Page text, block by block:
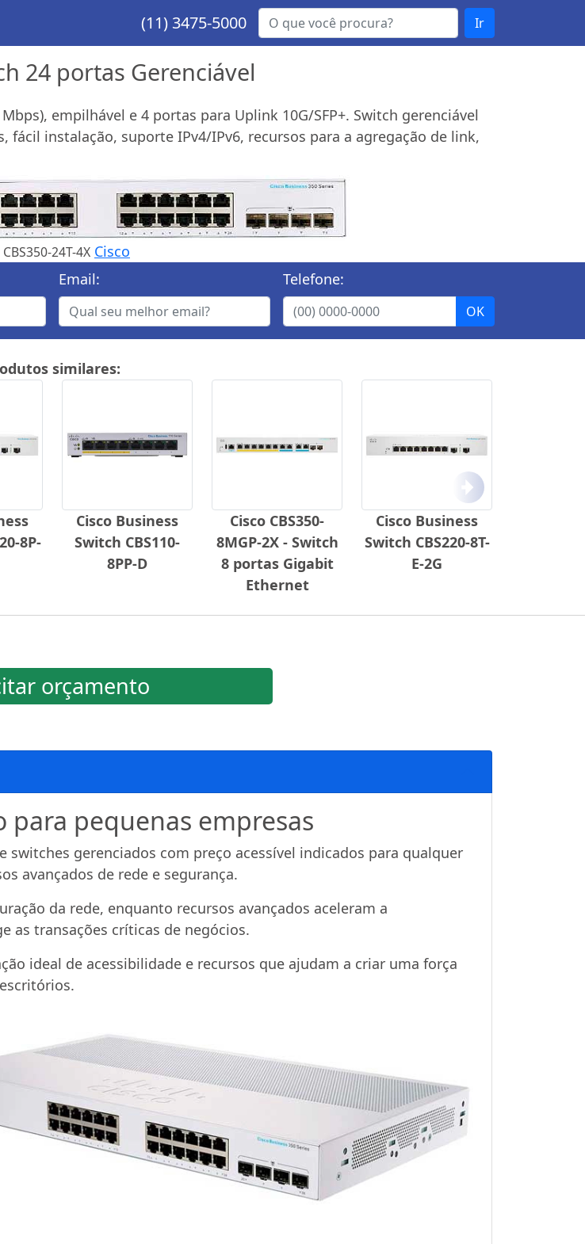
(11) 3475-5000 Ir
24 portas Gerenciável
empilhável e 4 portas para Uplink 10G/SFP+. Switch gerenciável
fácil instalação, suporte IPv4/IPv6, recursos para a agregação de link,
24T-4X Cisco
Email: Telefone:
similares:
8P-
Cisco Business
Switch CBS110-
8PP-D
Cisco CBS350-
8MGP-2X - Switch
8 portas Gigabit
Ethernet
Cisco Business
Switch CBS220-8T-
E-2G
Próximo
orçamento
para pequenas empresas
switches gerenciados com preço acessível indicados para qualquer
avançados de rede e segurança.
da rede, enquanto recursos avançados aceleram a
as transações críticas de negócios.
ideal de acessibilidade e recursos que ajudam a criar uma força